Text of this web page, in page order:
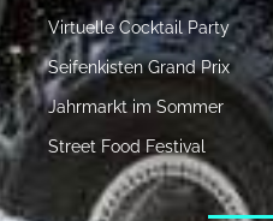
Virtuelle Cocktail Party
Seifenkisten Grand Prix
Jahrmarkt im Sommer
Street Food Festival